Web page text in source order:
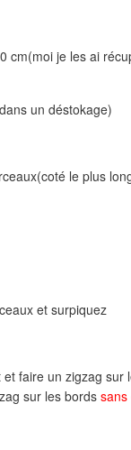
cm(moi je les ai
un déstokage)
le plus
et surpiquez
faire un zigzag sur
sur les bords